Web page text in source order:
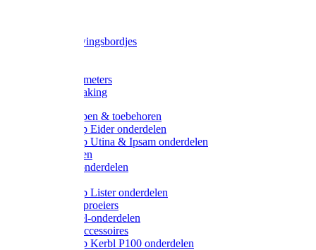
Waarschuwingsbordjes
Wegers en meters
Video bewaking
Weidepompen & toebehoren
Weidepomp Eider onderdelen
Weidepomp Utina & Ipsam onderdelen
Drinkbakken
Drinkbak onderdelen
Weidepomp Lister onderdelen
Nippels / Sproeiers
Drinknippel-onderdelen
Drinkbak accessoires
Weidepomp Kerbl P100 onderdelen